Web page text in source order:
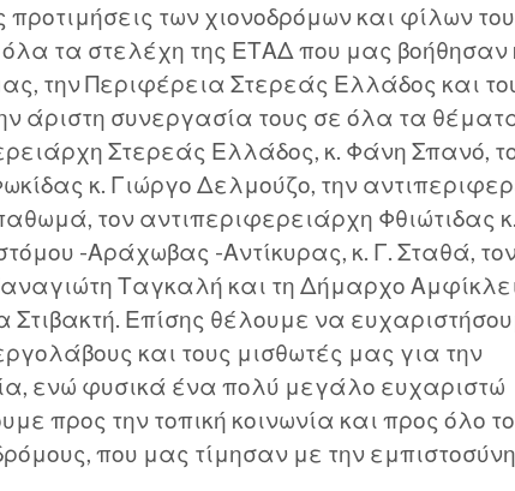
των χιονοδρόμων και φίλων
τα στελέχη της ΕΤΑΔ που μας βοήθησαν
την Περιφέρεια Στερεάς Ελλάδος και
άριστη συνεργασία τους σε όλα τα
Στερεάς Ελλάδος, κ. Φάνη Σπανό,
κ. Γιώργο Δελμούζο, την
τον αντιπεριφερειάρχη Φθιώτιδας
-Αράχωβας -Αντίκυρας, κ. Γ. Σταθά,
Ταγκαλή και τη Δήμαρχο
Επίσης θέλουμε να
και τους μισθωτές μας για την
ενώ φυσικά ένα πολύ μεγάλο ευχαριστώ
προς την τοπική κοινωνία και προς όλο
που μας τίμησαν με την